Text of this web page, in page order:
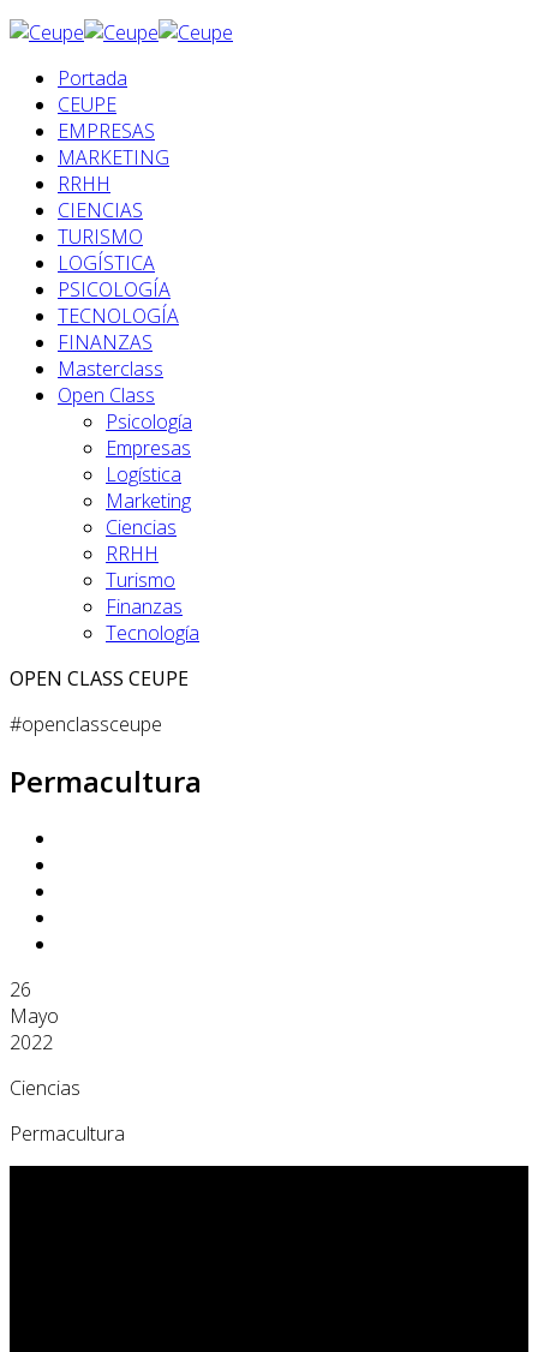
Portada
CEUPE
EMPRESAS
MARKETING
RRHH
CIENCIAS
TURISMO
LOGÍSTICA
PSICOLOGÍA
TECNOLOGÍA
FINANZAS
Masterclass
Open Class
Psicología
Empresas
Logística
Marketing
Ciencias
RRHH
Turismo
Finanzas
Tecnología
OPEN CLASS CEUPE
#openclassceupe
Permacultura
26
Mayo
2022
Ciencias
Permacultura